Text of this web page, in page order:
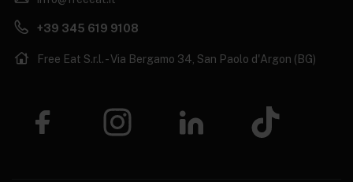
+39 345 619 9108
Free Eat S.r.l. - Via Bergamo 34, San Paolo d'Argon (BG)